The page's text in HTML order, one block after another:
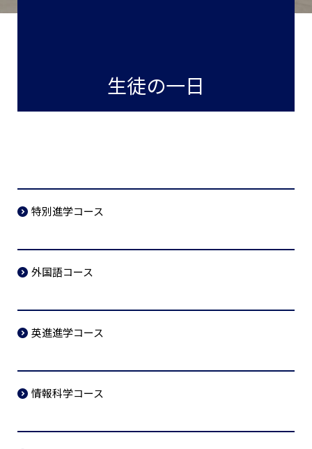
生徒の一日
特別進学コース
外国語コース
英進進学コース
情報科学コース